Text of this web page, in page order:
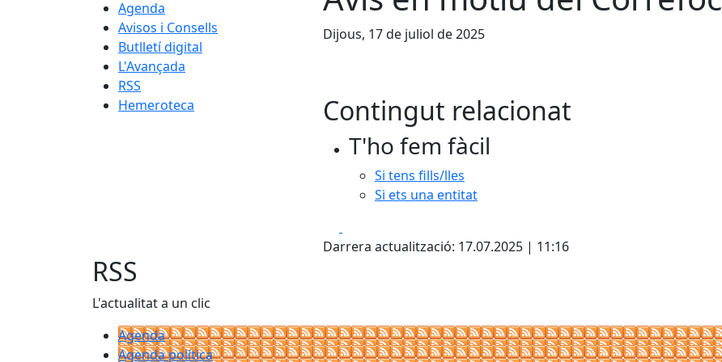
Agenda
Avisos i Consells
Butlletí digital
L'Avançada
RSS
Hemeroteca
Dijous, 17 de juliol de 2025
Contingut relacionat
T'ho fem fàcil
Si tens fills/lles
Si ets una entitat
Darrera actualització: 17.07.2025 | 11:16
RSS
L'actualitat a un clic
Agenda
Agenda política